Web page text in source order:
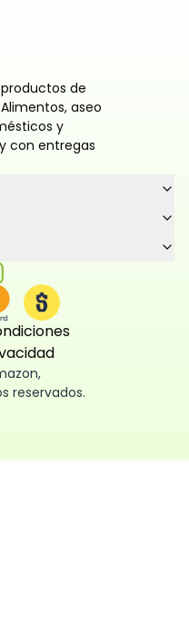
de
aseo
y
con entregas
,
reservados.